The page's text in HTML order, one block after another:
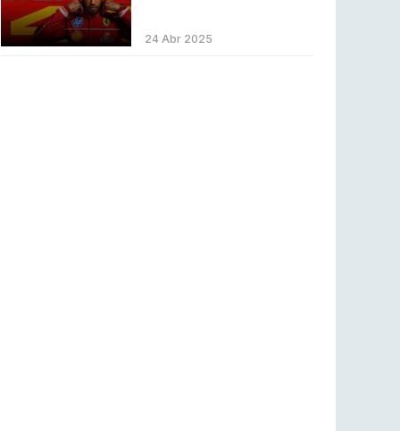
Betclic renova parceria com a RTP Arena para
a época 2026/27
24 Abr 2025